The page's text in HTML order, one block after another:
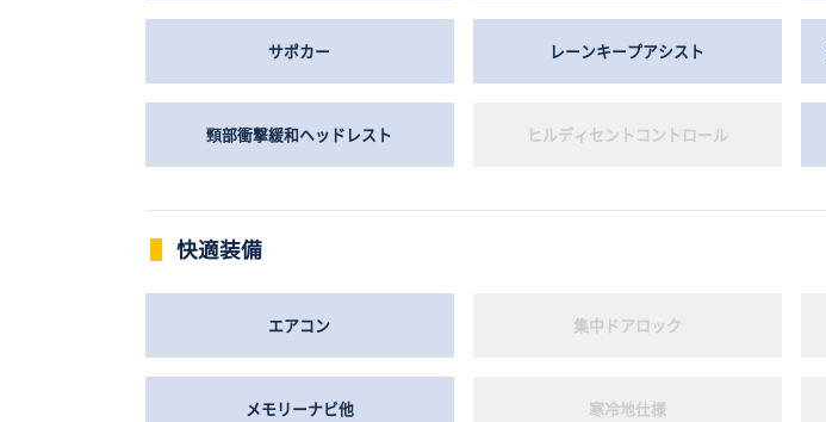
サポカー レーンキープアシスト
頸部衝撃緩和ヘッドレスト ヒルディセントコントロール
快適装備
エアコン 集中ドアロック
メモリーナビ他 寒冷地仕様